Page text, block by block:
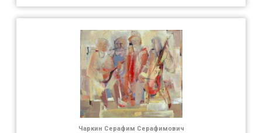
Чаркин Серафим Серафимович